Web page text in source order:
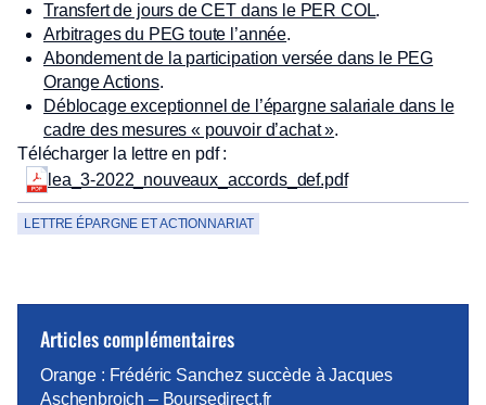
Transfert de jours de CET dans le PER COL.
Arbitrages du PEG toute l’année.
Abondement de la participation versée dans le PEG
Orange Actions.
Déblocage exceptionnel de l’épargne salariale dans le
cadre des mesures « pouvoir d’achat ».
Télécharger la lettre en pdf :
lea_3-2022_nouveaux_accords_def.pdf
LETTRE ÉPARGNE ET ACTIONNARIAT
Articles complémentaires
Orange : Frédéric Sanchez succède à Jacques
Aschenbroich – Boursedirect.fr